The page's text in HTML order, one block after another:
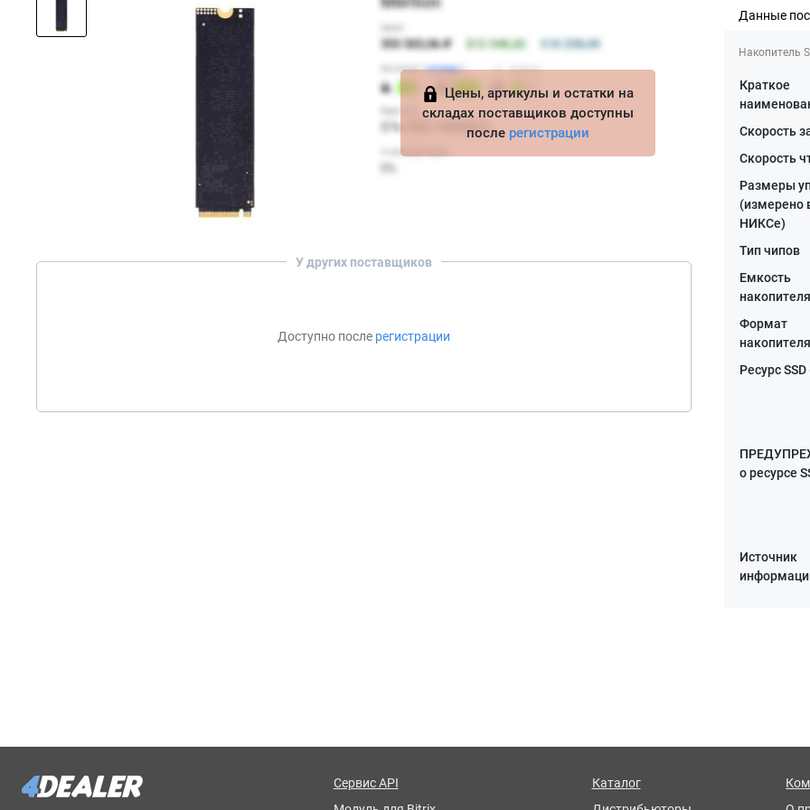
Цены, артикулы и остатки на
складах поставщиков доступны
после регистрации
У других поставщиков
Доступно после регистрации
Данные
Накопитель
Краткое
Скорость
Скорость
Размеры
(измерено
НИКСе)
Тип чипов
Емкость
Формат
Ресурс
о ресурсе
Источник
Сервис API
Каталог